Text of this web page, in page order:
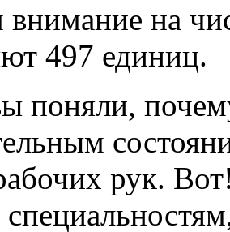
на
497 единиц.
поняли,
рук.